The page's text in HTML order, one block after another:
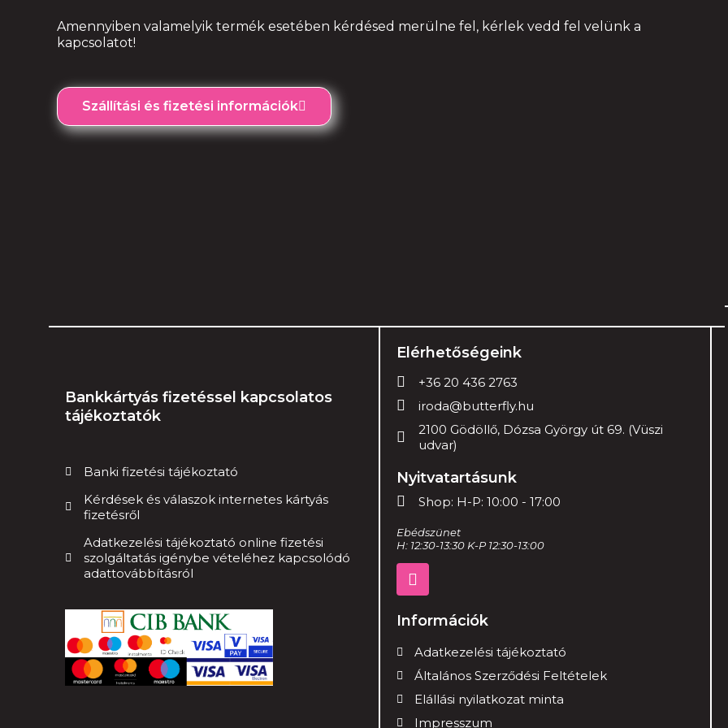
Amennyiben valamelyik termék esetében kérdésed merülne fel, kérlek vedd fel velünk a
kapcsolatot!
Szállítási és fizetési információk
Bankkártyás fizetéssel kapcsolatos
tájékoztatók
Banki fizetési tájékoztató
Kérdések és válaszok internetes kártyás
fizetésről
Adatkezelési tájékoztató online fizetési
szolgáltatás igénybe vételéhez kapcsolódó
adattovábbításról
Elérhetőségeink
+36 20 436 2763
iroda@butterfly.hu
2100 Gödöllő, Dózsa György út 69. (Vüszi
udvar)
Nyitvatartásunk
Shop: H-P: 10:00 - 17:00
Ebédszünet
H: 12:30-13:30 K-P 12:30-13:00
Információk
Adatkezelési tájékoztató
Általános Szerződési Feltételek
Elállási nyilatkozat minta
Impresszum